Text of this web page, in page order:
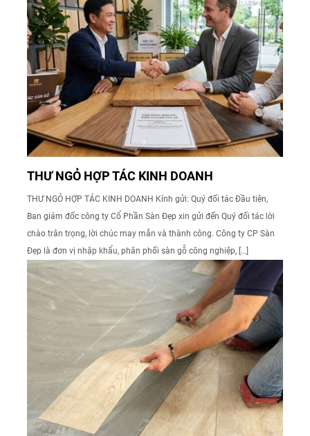
THƯ NGỎ HỢP TÁC KINH DOANH
THƯ NGỎ HỢP TÁC KINH DOANH Kính gửi: Quý đối tác Đầu tiên,
Ban giám đốc công ty Cổ Phần Sàn Đẹp xin gửi đến Quý đối tác lời
chào trân trọng, lời chúc may mắn và thành công. Công ty CP Sàn
Đẹp là đơn vị nhập khẩu, phân phối sàn gỗ công nghiệp, […]